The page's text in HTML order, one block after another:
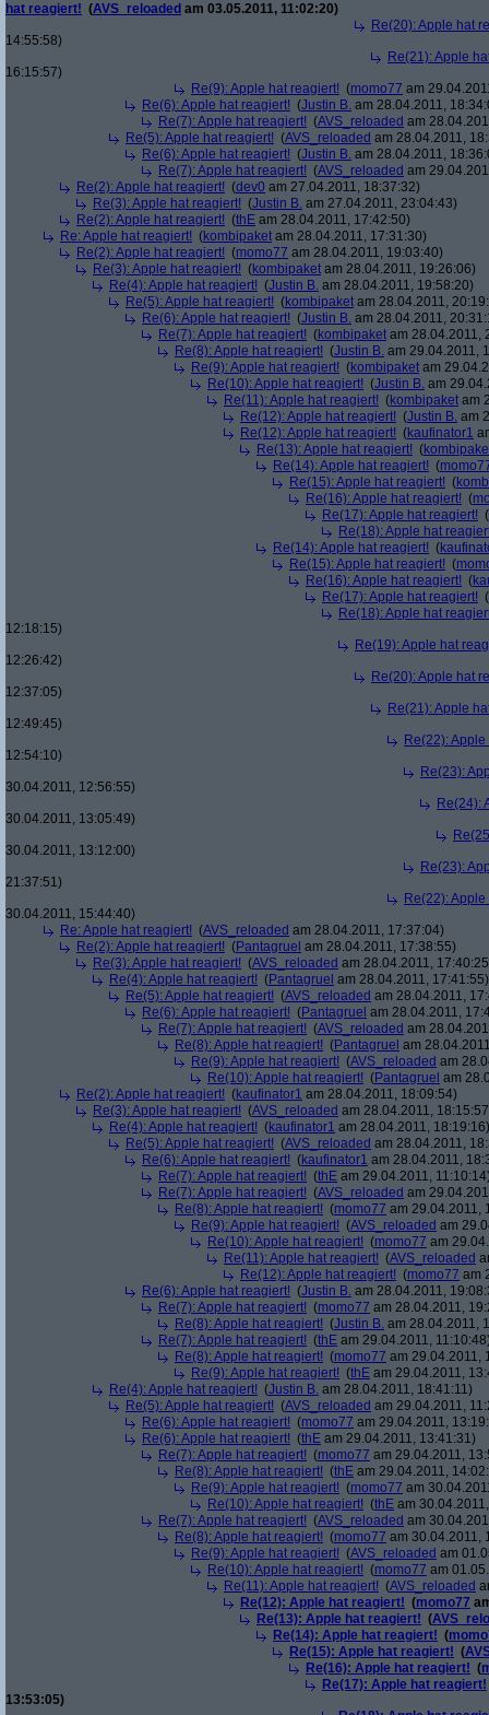
hat reagiert! (AVS_reloaded am 03.05.2011, 11:02:20)
Re(20): Apple hat
14:55:58)
Re(21): Apple
16:15:57)
Re(9): Apple hat reagiert! (momo77 am
Re(6): Apple hat reagiert! (Justin B. am 28.04.2011,
Re(7): Apple hat reagiert! (AVS_reloaded am
Re(5): Apple hat reagiert! (AVS_reloaded am 28.04.2011,
Re(6): Apple hat reagiert! (Justin B. am 28.04.2011,
Re(7): Apple hat reagiert! (AVS_reloaded am
Re(2): Apple hat reagiert! (dev0 am 27.04.2011, 18:37:32)
Re(3): Apple hat reagiert! (Justin B. am 27.04.2011, 23:04:43)
Re(2): Apple hat reagiert! (thE am 28.04.2011, 17:42:50)
Re: Apple hat reagiert! (kombipaket am 28.04.2011, 17:31:30)
Re(2): Apple hat reagiert! (momo77 am 28.04.2011, 19:03:40)
Re(3): Apple hat reagiert! (kombipaket am 28.04.2011, 19:26:06)
Re(4): Apple hat reagiert! (Justin B. am 28.04.2011, 19:58:20)
Re(5): Apple hat reagiert! (kombipaket am 28.04.2011,
Re(6): Apple hat reagiert! (Justin B. am 28.04.2011,
Re(7): Apple hat reagiert! (kombipaket am 28.04.2011,
Re(8): Apple hat reagiert! (Justin B. am 29.04.2011,
Re(9): Apple hat reagiert! (kombipaket am
Re(10): Apple hat reagiert! (Justin B. am
Re(11): Apple hat reagiert! (kombipaket am
Re(12): Apple hat reagiert! (Justin B. am
Re(12): Apple hat reagiert! (kaufinator1
Re(13): Apple hat reagiert! (
Re(14): Apple hat reagiert! (
Re(15): Apple hat reagiert! (
Re(16): Apple hat reagiert! (
Re(17): Apple hat reagiert! (
Re(18): Apple hat
Re(14): Apple hat reagiert! (
Re(15): Apple hat reagiert! (
Re(16): Apple hat reagiert! (
Re(17): Apple hat reagiert! (
Re(18): Apple hat
12:18:15)
Re(19): Apple hat
12:26:42)
Re(20): Apple hat
12:37:05)
Re(21): Apple
12:49:45)
Re(22):
12:54:10)
Re(23):
30.04.2011, 12:56:55)
Re(24):
30.04.2011, 13:05:49)
30.04.2011, 13:12:00)
Re(23):
21:37:51)
Re(22):
30.04.2011, 15:44:40)
Re: Apple hat reagiert! (AVS_reloaded am 28.04.2011, 17:37:04)
Re(2): Apple hat reagiert! (Pantagruel am 28.04.2011, 17:38:55)
Re(3): Apple hat reagiert! (AVS_reloaded am 28.04.2011,
Re(4): Apple hat reagiert! (Pantagruel am 28.04.2011, 17:41:55)
Re(5): Apple hat reagiert! (AVS_reloaded am 28.04.2011,
Re(6): Apple hat reagiert! (Pantagruel am 28.04.2011,
Re(7): Apple hat reagiert! (AVS_reloaded am
Re(8): Apple hat reagiert! (Pantagruel am
Re(9): Apple hat reagiert! (AVS_reloaded am
Re(10): Apple hat reagiert! (Pantagruel am
Re(2): Apple hat reagiert! (kaufinator1 am 28.04.2011, 18:09:54)
Re(3): Apple hat reagiert! (AVS_reloaded am 28.04.2011,
Re(4): Apple hat reagiert! (kaufinator1 am 28.04.2011, 18:19:16)
Re(5): Apple hat reagiert! (AVS_reloaded am 28.04.2011,
Re(6): Apple hat reagiert! (kaufinator1 am 28.04.2011,
Re(7): Apple hat reagiert! (thE am 29.04.2011,
Re(7): Apple hat reagiert! (AVS_reloaded am
Re(8): Apple hat reagiert! (momo77 am 29.04.2011,
Re(9): Apple hat reagiert! (AVS_reloaded am
Re(10): Apple hat reagiert! (momo77 am
Re(11): Apple hat reagiert! (AVS_reloaded
Re(12): Apple hat reagiert! (momo77 am
Re(6): Apple hat reagiert! (Justin B. am 28.04.2011,
Re(7): Apple hat reagiert! (momo77 am 28.04.2011,
Re(8): Apple hat reagiert! (Justin B. am 28.04.2011,
Re(7): Apple hat reagiert! (thE am 29.04.2011,
Re(8): Apple hat reagiert! (momo77 am 29.04.2011,
Re(9): Apple hat reagiert! (thE am 29.04.2011,
Re(4): Apple hat reagiert! (Justin B. am 28.04.2011, 18:41:11)
Re(5): Apple hat reagiert! (AVS_reloaded am 29.04.2011,
Re(6): Apple hat reagiert! (momo77 am 29.04.2011,
Re(6): Apple hat reagiert! (thE am 29.04.2011, 13:41:31)
Re(7): Apple hat reagiert! (momo77 am 29.04.2011,
Re(8): Apple hat reagiert! (thE am 29.04.2011,
Re(9): Apple hat reagiert! (momo77 am
Re(10): Apple hat reagiert! (thE am
Re(7): Apple hat reagiert! (AVS_reloaded am
Re(8): Apple hat reagiert! (momo77 am 30.04.2011,
Re(9): Apple hat reagiert! (AVS_reloaded am
Re(10): Apple hat reagiert! (momo77 am
Re(11): Apple hat reagiert! (AVS_reloaded
Re(12): Apple hat reagiert! (momo77
Re(13): Apple hat reagiert! (
Re(14): Apple hat reagiert! (
Re(15): Apple hat reagiert! (
Re(16): Apple hat reagiert! (
Re(17): Apple hat reagiert!
13:53:05)